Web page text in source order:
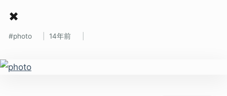
✖
photo 14年前